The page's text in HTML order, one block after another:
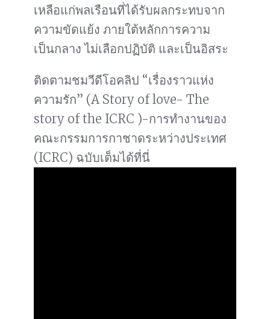
เหลือแก่พลเรือนที่ได้รับผลกระทบจาก
ความขัดแย้ง ภายใต้หลักการความ
เป็นกลาง ไม่เลือกปฏิบัติ และเป็นอิสระ
ติดตามชมวีดีโอคลิป “เรื่องราวแห่ง
ความรัก” (A Story of love- The
story of the ICRC )-การทำงานของ
คณะกรรมการกาชาดระหว่างประเทศ
(ICRC) ฉบับเต็มได้ที่นี่